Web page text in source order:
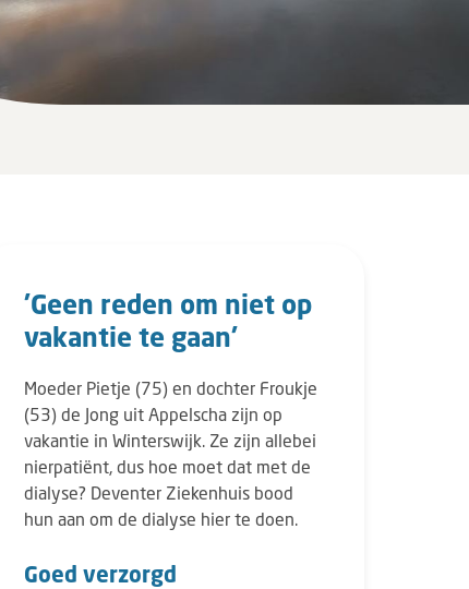
'Geen reden om niet op
vakantie te gaan'
Moeder Pietje (75) en dochter Froukje
(53) de Jong uit Appelscha zijn op
vakantie in Winterswijk. Ze zijn allebei
nierpatiënt, dus hoe moet dat met de
dialyse? Deventer Ziekenhuis bood
hun aan om de dialyse hier te doen.
Goed verzorgd